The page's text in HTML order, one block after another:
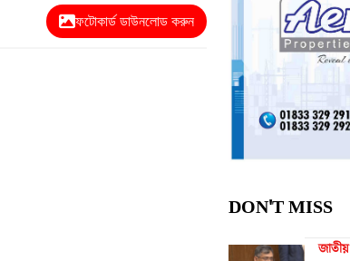
ফটোকার্ড ডাউনলোড করুন
DON'T MISS
জাতীয়